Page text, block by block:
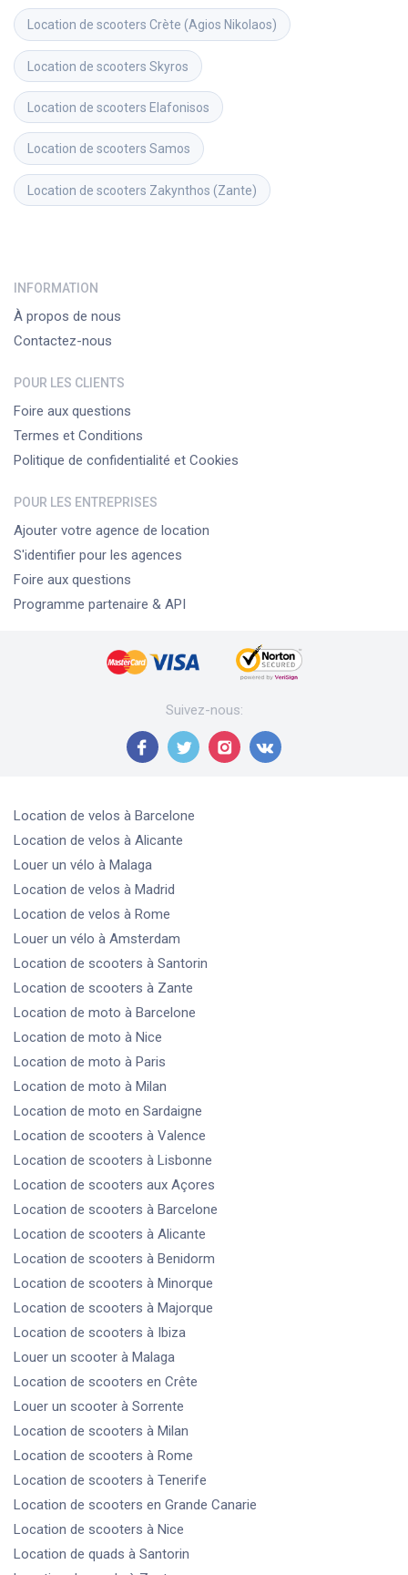
Location de scooters Crète (Agios Nikolaos)
Location de scooters Skyros
Location de scooters Elafonisos
Location de scooters Samos
Location de scooters Zakynthos (Zante)
INFORMATION
À propos de nous
Contactez-nous
POUR LES CLIENTS
Foire aux questions
Termes et Conditions
Politique de confidentialité et Cookies
POUR LES ENTREPRISES
Ajouter votre agence de location
S'identifier pour les agences
Foire aux questions
Programme partenaire & API
Suivez-nous:
Location de velos à Barcelone
Location de velos à Alicante
Louer un vélo à Malaga
Location de velos à Madrid
Location de velos à Rome
Louer un vélo à Amsterdam
Location de scooters à Santorin
Location de scooters à Zante
Location de moto à Barcelone
Location de moto à Nice
Location de moto à Paris
Location de moto à Milan
Location de moto en Sardaigne
Location de scooters à Valence
Location de scooters à Lisbonne
Location de scooters aux Açores
Location de scooters à Barcelone
Location de scooters à Alicante
Location de scooters à Benidorm
Location de scooters à Minorque
Location de scooters à Majorque
Location de scooters à Ibiza
Louer un scooter à Malaga
Location de scooters en Crête
Louer un scooter à Sorrente
Location de scooters à Milan
Location de scooters à Rome
Location de scooters à Tenerife
Location de scooters en Grande Canarie
Location de scooters à Nice
Location de quads à Santorin